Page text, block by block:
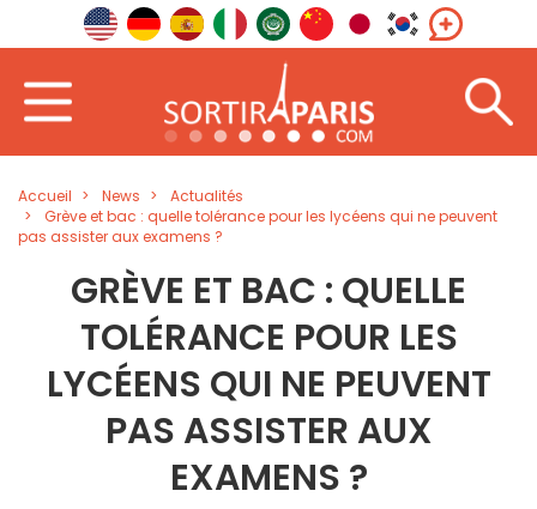
Accueil News
Actualités
Grève et bac : quelle tolérance pour les lycéens qui ne peuvent
pas assister aux examens ?
GRÈVE ET BAC : QUELLE
TOLÉRANCE POUR LES
LYCÉENS QUI NE PEUVENT
PAS ASSISTER AUX
EXAMENS ?